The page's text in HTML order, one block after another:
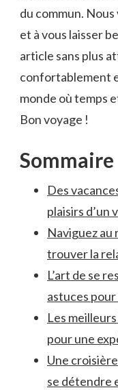
du commun.
et⁤ à vous laisser
article sans plus⁤
confortablement
monde où temps
Bon voyage !
Sommaire
Des
plaisirs d’un
Naviguez au
trouver la
L’art de se
astuces
Les
pour une
Une
se détendre